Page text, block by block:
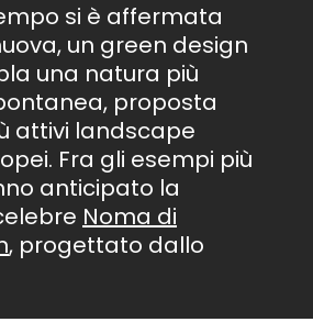
si è affermata
un green design
una natura più
proposta
attivi landscape
Fra gli esempi più
anticipato la
Noma di
, progettato dallo